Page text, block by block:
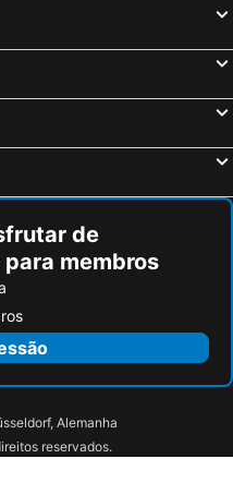
Catalunha Hotéis
de
membros
Alemanha
reservados.